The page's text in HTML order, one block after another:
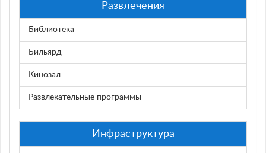
Развлечения
Библиотека
Бильярд
Кинозал
Развлекательные программы
Инфраструктура